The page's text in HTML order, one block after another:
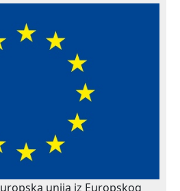
unija iz Europskog